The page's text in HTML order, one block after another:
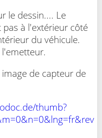
le dessin.... Le
à l'extérieur côté
du véhicule.
l'emetteur.
de capteur de
thumb?